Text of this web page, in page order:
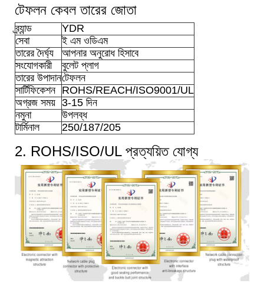
টেফলন কেবল তারের জোতা
ব্র্যান্ড
YDR
সেবা
ই এম ওডিএম
তারের দৈর্ঘ্য
আপনার অনুরোধ হিসাবে
সংযোগকারী
বুলেট প্লাগ
তারের উপাদানটেফলন
সার্টিফিকেশন ROHS/REACH/ISO9001/UL
অগ্রজ সময় 3-15 দিন
নমুনা
উপলব্ধ
টার্মিনাল
250/187/205
2. ROHS/ISO/UL প্রত্যয়িত যোগ্য